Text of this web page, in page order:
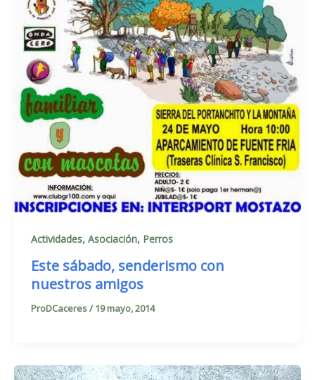
Actividades, Asociación, Perros
Este sábado, senderismo con
nuestros amigos
ProDCaceres/ 19 mayo, 2014